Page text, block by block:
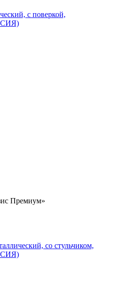
с поверкой,
Премиум»
со стульчиком,